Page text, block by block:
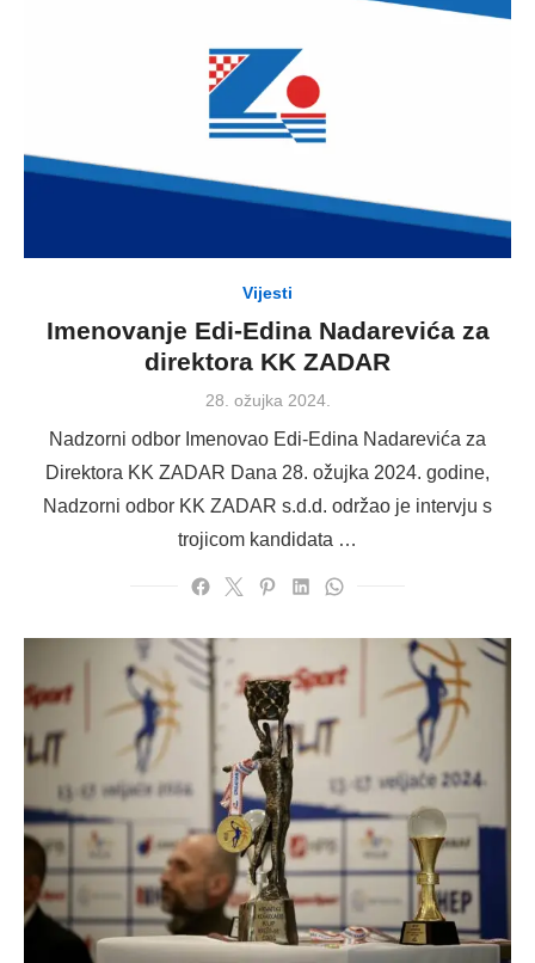
Vijesti
Imenovanje Edi-Edina Nadarevića za
direktora KK ZADAR
Posted
28. ožujka 2024.
Nadzorni odbor Imenovao Edi-Edina Nadarevića za
Direktora KK ZADAR Dana 28. ožujka 2024. godine,
Nadzorni odbor KK ZADAR s.d.d. održao je intervju s
trojicom kandidata …